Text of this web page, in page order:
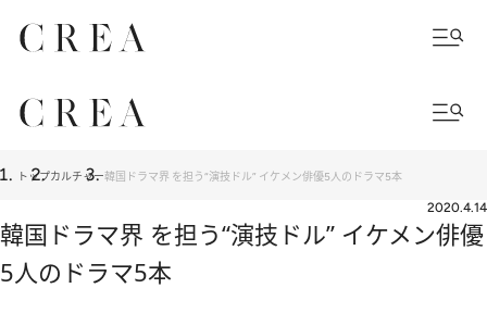
トップカルチャー韓国ドラマ界 を担う“演技ドル” イケメン俳優5人のドラマ5本
2020.4.14
韓国ドラマ界 を担う“演技ドル” イケメン俳優
5人のドラマ5本